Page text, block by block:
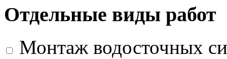
Отдельные виды работ
Монтаж водосточных